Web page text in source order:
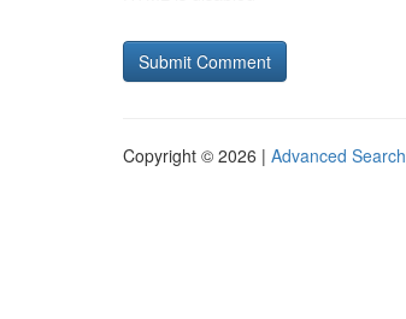
Copyright © 2026 | Advanced Search